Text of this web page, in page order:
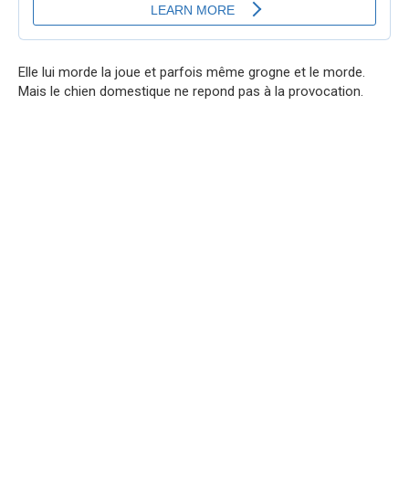
Elle lui morde la joue et parfois même grogne et le morde.
Mais le chien domestique ne repond pas à la provocation.